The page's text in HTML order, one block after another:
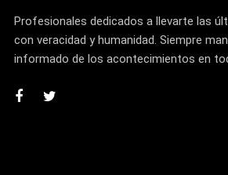
Profesionales dedicados a llevarte las
con veracidad y humanidad. Siempre
informado de los acontecimientos en